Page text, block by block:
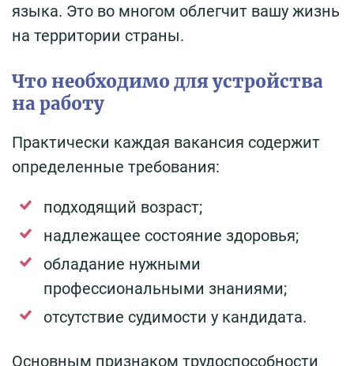
языка. Это во многом облегчит вашу жизнь
на территории страны.
Что необходимо для устройства
на работу
Практически каждая вакансия содержит
определенные требования:
подходящий возраст;
надлежащее состояние здоровья;
обладание нужными
профессиональными знаниями;
отсутствие судимости у кандидата.
Основным признаком трудоспособности